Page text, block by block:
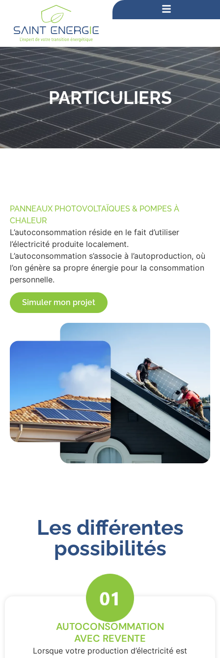
PARTICULIERS
PANNEAUX PHOTOVOLTAÏQUES & POMPES À
CHALEUR
L’autoconsommation réside en le fait d’utiliser
l’électricité produite localement.
L’autoconsommation s’associe à l’autoproduction, où
l’on génère sa propre énergie pour la consommation
personnelle.
Simuler mon projet
Les différentes
possibilités
AUTOCONSOMMATION
AVEC REVENTE
Lorsque votre production d’électricité est